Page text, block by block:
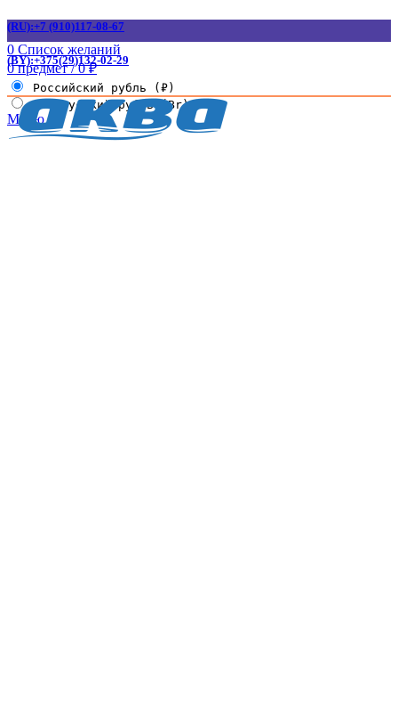
(RU):+7 (910)117-08-67
(BY):+375(29)132-02-29
0 Список желаний
0предмет / 0₽
Российский рубль (₽)
Белорусский рубль (Br)
Меню